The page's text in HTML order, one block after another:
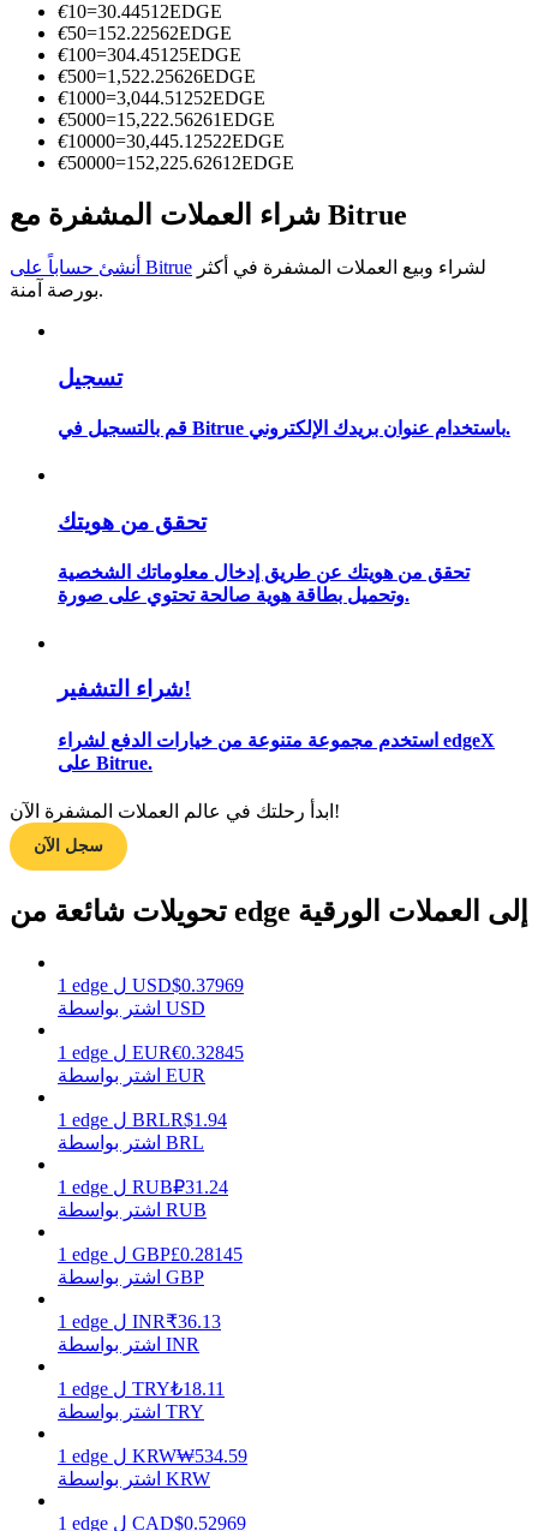
تحليل البيانات الضخمة بما في ذلك المعلومات التجارية، وما
دليل المبتدئين للعقود الآجلة
استراتيجيات التداول
يكسب
خنزير الطاقة
احصل على مكافآت تنافسية يوميًا
€10=30.44512EDGE
€50=152.22562EDGE
€100=304.45125EDGE
€500=1,522.25626EDGE
€1000=3,044.51252EDGE
€5000=15,222.56261EDGE
€10000=30,445.12522EDGE
€50000=152,225.62612EDGE
شراء العملات المشفرة مع Bitrue
أنشئ حساباً على Bitrue
بورصة آمنة.
تسجيل
قم بالتسجيل في Bitrue باستخدام عنوان بريدك الإلكتروني.
تحقق من هويتك
تحقق من هويتك عن طريق إدخال معلوماتك الشخصية
وتحميل بطاقة هوية صالحة تحتوي على صورة.
شراء التشفير!
استخدم مجموعة متنوعة من خيارات الدفع لشراء edgeX
على Bitrue.
ابدأ رحلتك في عالم العملات المشفرة الآن!
سجل الآن
تحويلات شائعة من edge إلى العملات الورقية
1 edge ل USD$0.37969
اشتر بواسطة USD
1 edge ل EUR€0.32845
اشتر بواسطة EUR
1 edge ل BRLR$1.94
اشتر بواسطة BRL
1 edge ل RUB₽31.24
اشتر بواسطة RUB
1 edge ل GBP£0.28145
اشتر بواسطة GBP
1 edge ل INR₹36.13
اشتر بواسطة INR
1 edge ل TRY₺18.11
اشتر بواسطة TRY
1 edge ل KRW₩534.59
اشتر بواسطة KRW
1 edge ل CAD$0.52969